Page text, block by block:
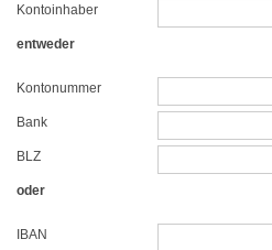
Kontoinhaber
entweder
Kontonummer
Bank
BLZ
oder
IBAN